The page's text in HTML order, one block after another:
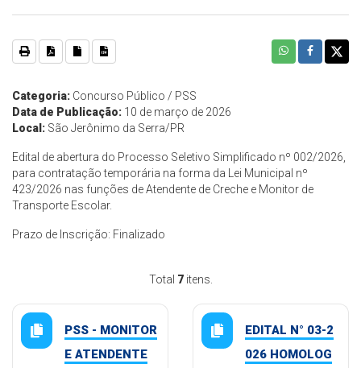
Categoria: Concurso Público / PSS
Data de Publicação: 10 de março de 2026
Local: São Jerônimo da Serra/PR
Edital de abertura do Processo Seletivo Simplificado nº 002/2026,
para contratação temporária na forma da Lei Municipal nº
423/2026 nas funções de Atendente de Creche e Monitor de
Transporte Escolar.
Prazo de Inscrição: Finalizado
Total 7itens.
PSS - MONITOR
E ATENDENTE
EDITAL N° 03-2
026 HOMOLOG